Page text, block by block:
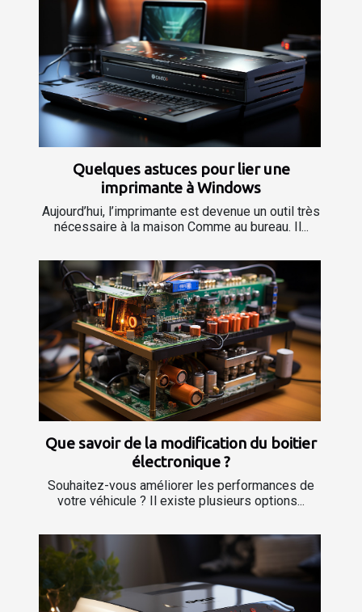
Quelques astuces pour lier une
imprimante à Windows
Aujourd’hui, l’imprimante est devenue un outil très
nécessaire à la maison Comme au bureau. Il...
Que savoir de la modification du boitier
électronique ?
Souhaitez-vous améliorer les performances de
votre véhicule ? Il existe plusieurs options...